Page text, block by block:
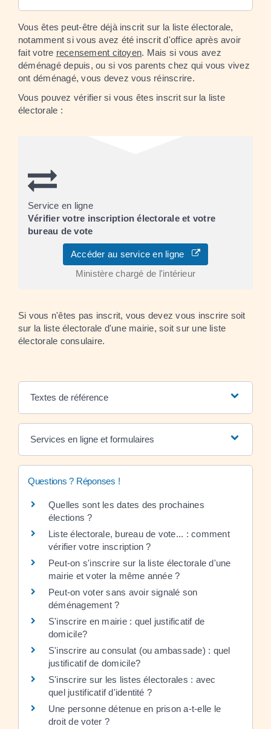
Vous êtes peut-être déjà inscrit sur la liste électorale,
notamment si vous avez été inscrit d'office après avoir
fait votre recensement citoyen. Mais si vous avez
déménagé depuis, ou si vos parents chez qui vous vivez
ont déménagé, vous devez vous réinscrire.
Vous pouvez vérifier si vous êtes inscrit sur la liste
électorale :
Service en ligne
Vérifier votre inscription électorale et votre
bureau de vote
Accéder au service en ligne
Ministère chargé de l'intérieur
Si vous n'êtes pas inscrit, vous devez vous inscrire soit
sur la liste électorale d'une mairie, soit sur une liste
électorale consulaire.
Textes de référence
Services en ligne et formulaires
Questions ? Réponses !
Quelles sont les dates des prochaines
élections ?
Liste électorale, bureau de vote... : comment
vérifier votre inscription ?
Peut-on s'inscrire sur la liste électorale d'une
mairie et voter la même année ?
Peut-on voter sans avoir signalé son
déménagement ?
S'inscrire en mairie : quel justificatif de
domicile?
S'inscrire au consulat (ou ambassade) : quel
justificatif de domicile?
S'inscrire sur les listes électorales : avec
quel justificatif d'identité ?
Une personne détenue en prison a-t-elle le
droit de voter ?